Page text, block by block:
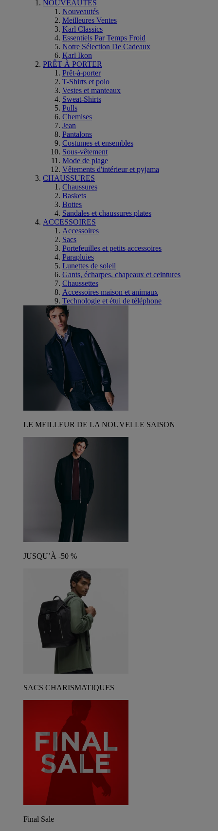
NOUVEAUTÉS
Nouveautés
Meilleures Ventes
Karl Classics
Essentiels Par Temps Froid
Notre Sélection De Cadeaux
Karl Ikon
PRÊT À PORTER
Prêt-à-porter
T-Shirts et polo
Vestes et manteaux
Sweat-Shirts
Pulls
Chemises
Jean
Pantalons
Costumes et ensembles
Sous-vêtement
Mode de plage
Vêtements d'intérieur et pyjama
CHAUSSURES
Chaussures
Baskets
Bottes
Sandales et chaussures plates
ACCESSOIRES
Accessoires
Sacs
Portefeuilles et petits accessoires
Parapluies
Lunettes de soleil
Gants, écharpes, chapeaux et ceintures
Chaussettes
Accessoires maison et animaux
Technologie et étui de téléphone
LE MEILLEUR DE LA NOUVELLE SAISON
JUSQU’À -50 %
SACS CHARISMATIQUES
Final Sale